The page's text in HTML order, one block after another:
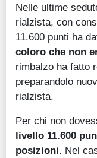
Nelle ultime
rialzista, con
11.600 punti ha
coloro che non
rimbalzo ha fatto
preparandolo
rialzista.
Per chi non
livello 11.600
posizioni. Nel